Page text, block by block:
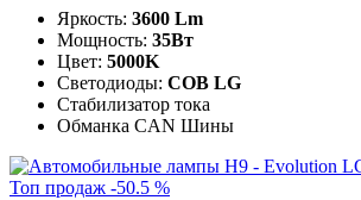
Яркость: 3600 Lm
Мощность: 35Вт
Цвет: 5000K
Светодиоды: COB LG
Стабилизатор тока
Обманка CAN Шины
Топ продаж -50.5 %